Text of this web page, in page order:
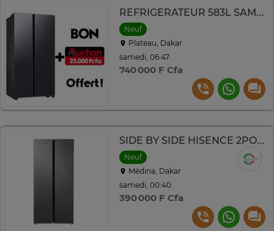
REFRIGERATEUR 583L SAMSUNG SIDE BY SIDE 2PORTES INVERTER
Neuf
Plateau, Dakar
samedi, 06:47
740 000 F Cfa
SIDE BY SIDE HISENCE 2PORTES 428LI INVERTER INOX RC55WS4SA
Neuf
Médina, Dakar
samedi, 00:40
390 000 F Cfa